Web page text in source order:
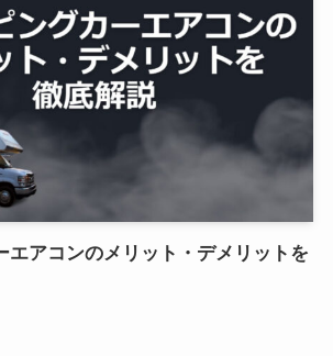
エアコンのメリット・デメリットを